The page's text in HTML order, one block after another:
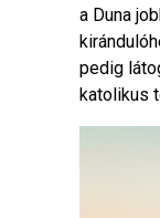
a Duna
pedig
katolikus